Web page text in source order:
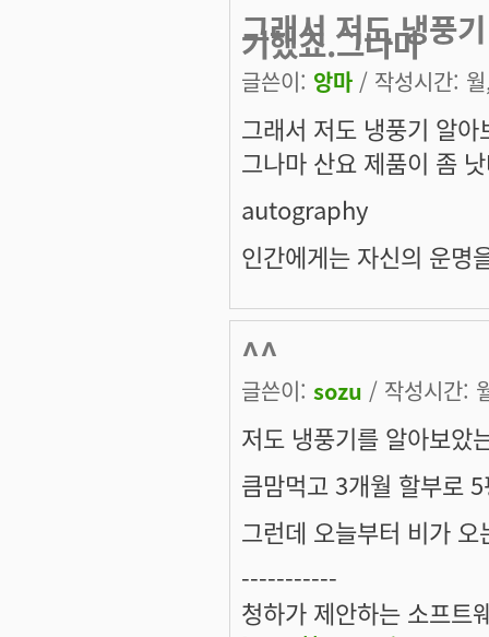
그래서 저도 냉풍
기했죠.그나마
글쓴이: 앙마 / 작성시간:
그래서 저도 냉풍기 알
그나마 산요 제품이 좀
autography
인간에게는 자신의 운명
^^
글쓴이: sozu / 작성시간:
저도 냉풍기를 알아보았
큼맘먹고 3개월 할부로
그런데 오늘부터 비가
-----------
청하가 제안하는 소프트